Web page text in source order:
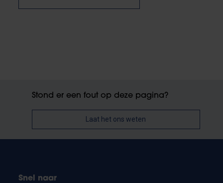
Stond er een fout op deze pagina?
Laat het ons weten
Snel naar